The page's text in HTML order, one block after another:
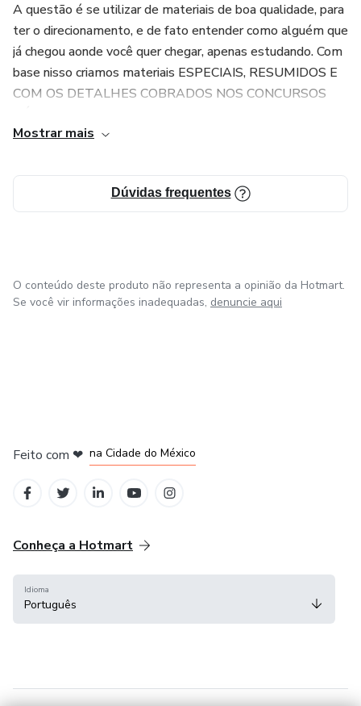
A questão é se utilizar de materiais de boa qualidade, para
ter o direcionamento, e de fato entender como alguém que
já chegou aonde você quer chegar, apenas estudando. Com
base nisso criamos materiais ESPECIAIS, RESUMIDOS E
COM OS DETALHES COBRADOS NOS CONCURSOS
os próximos aprovados nos concursos públicos.
Mostrar mais
Dúvidas frequentes
O conteúdo deste produto não representa a opinião da Hotmart.
Se você vir informações inadequadas, denuncie aqui
Feito com ❤ na Cidade do México
Conheça a Hotmart
Idioma
Português